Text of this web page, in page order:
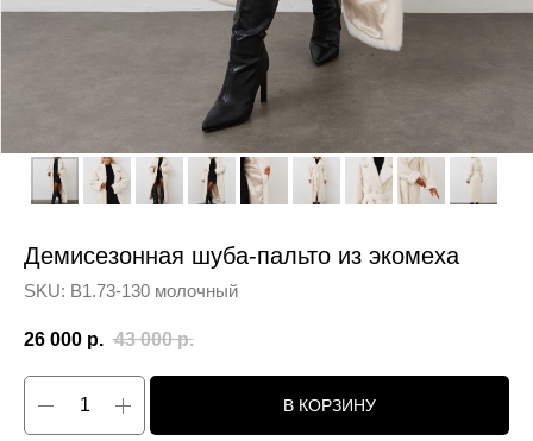
Демисезонная шуба-пальто из экомеха
SKU: В1.73-130 молочный
26 000 р. 43 000 р.
В КОРЗИНУ